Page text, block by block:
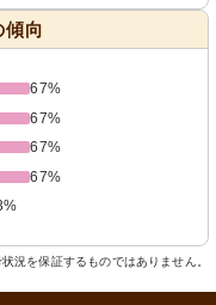
傾向
67%
67%
67%
67%
況を保証するものではありません。